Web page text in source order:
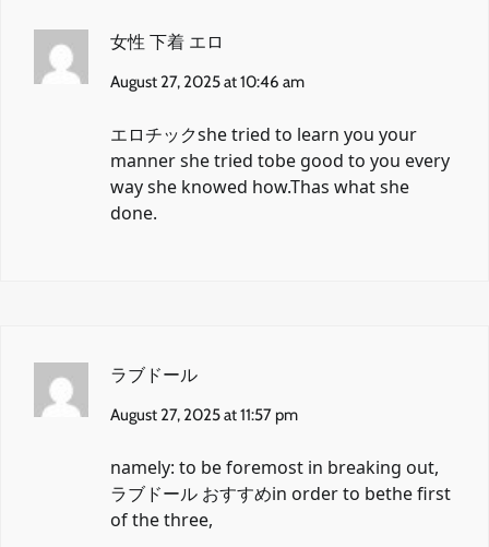
女性 下着 エロ
August 27, 2025 at 10:46 am
エロチックshe tried to learn you your
manner she tried tobe good to you every
way she knowed how.Thas what she
done.
ラブドール
August 27, 2025 at 11:57 pm
namely: to be foremost in breaking out,
ラブドール おすすめin order to bethe first
of the three,